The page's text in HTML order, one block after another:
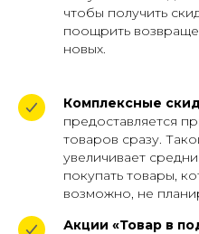
чтобы получить
поощрить
новых.
Комплексные
предоставляется
товаров сразу.
увеличивает
покупать товары,
возможно, не
Акции «Товар в